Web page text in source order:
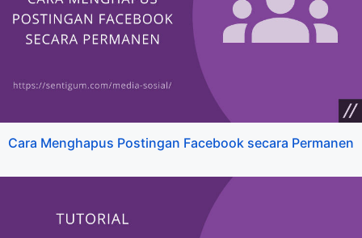
Cara Menghapus Postingan Facebook secara Permanen